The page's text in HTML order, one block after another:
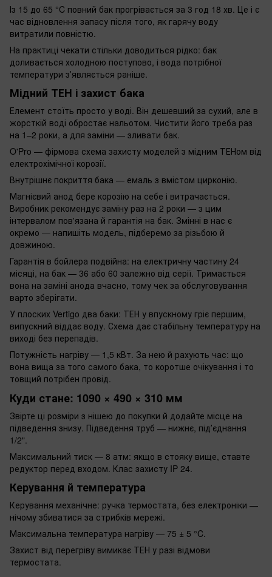
Із 15 до 65 °C повний бак прогрівається за 3 год 18 хв. Це і є
час відновлення запасу після того, як гарячу воду
витратили повністю.
На практиці чекати стільки доводиться рідко: бак
доливається холодною поступово, і вода потрібної
температури зʼявляється раніше.
Мідний ТЕН і захист бака
Елемент стоїть просто у воді. Він дешевший за сухий, але в
жорсткій воді обростає нальотом. Чистити його треба раз
на 1–2 роки, а для заміни — зливати бак.
O'Pro — фірмова схема захисту моделей з мідним ТЕНом від
електрохімічної корозії.
Внутрішнє покриття бака — емаль з вмістом цирконію.
Магнієвий анод бере корозію на себе і витрачається.
Виробник рекомендує заміну раз на 2 роки — з цим
інтервалом пов'язана й гарантія на бак. Змінні в нас є
окремо — напишіть модель, підберемо за різьбою й
довжиною.
Гарантія в бойлера подвійна: на електричну частину 24
місяці, на бак — 36 або 60 залежно від серії. Тримається
вона на заміні анода вчасно, тому чек за обслуговування
варто зберігати.
У плоских Vertigo два баки: ТЕН у впускному гріє першим,
випускний віддає воду. Схема дає стабільну температуру на
виході без перепадів.
Потужність нагріву — 1,5 кВт. За нею й рахують час: що
вона вища за того самого бака, то коротше очікування і то
товщий потрібен провід.
Куди стане: 1090 × 490 × 310 мм
Звірте ці розміри з нішею до покупки й додайте місце на
підведення знизу. Підведення труб — нижнє, підʼєднання
1/2".
Максимальний тиск — 8 атм: якщо в стояку вище, ставте
редуктор перед входом. Клас захисту IP 24.
Керування й температура
Керування механічне: ручка термостата, без електроніки —
нічому збиватися за стрибків мережі.
Максимальна температура нагріву — 75 ± 5 °C.
Захист від перегріву вимикає ТЕН у разі відмови
термостата.